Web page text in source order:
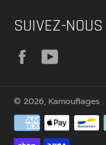
SUIVEZ-NOUS
Facebook
© 2026, Kamouflages .
Méthodes
de
paiement